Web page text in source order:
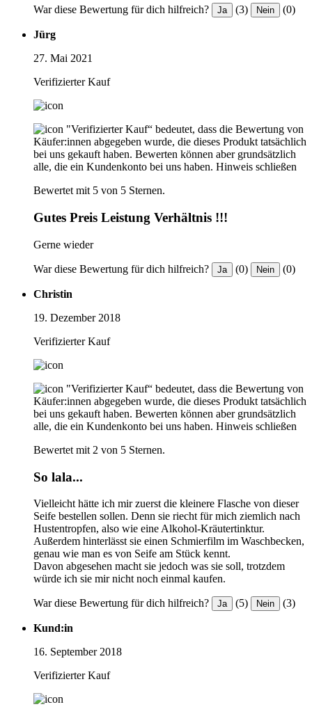
War diese Bewertung für dich hilfreich? Ja (3) Nein (0)
Jürg
27. Mai 2021
Verifizierter Kauf
"Verifizierter Kauf“ bedeutet, dass die Bewertung von
Käufer:innen abgegeben wurde, die dieses Produkt tatsächlich
bei uns gekauft haben. Bewerten können aber grundsätzlich
alle, die ein Kundenkonto bei uns haben. Hinweis schließen
Bewertet mit 5 von 5 Sternen.
Gutes Preis Leistung Verhältnis !!!
Gerne wieder
War diese Bewertung für dich hilfreich? Ja (0) Nein (0)
Christin
19. Dezember 2018
Verifizierter Kauf
"Verifizierter Kauf“ bedeutet, dass die Bewertung von
Käufer:innen abgegeben wurde, die dieses Produkt tatsächlich
bei uns gekauft haben. Bewerten können aber grundsätzlich
alle, die ein Kundenkonto bei uns haben. Hinweis schließen
Bewertet mit 2 von 5 Sternen.
So lala...
Vielleicht hätte ich mir zuerst die kleinere Flasche von dieser
Seife bestellen sollen. Denn sie riecht für mich ziemlich nach
Hustentropfen, also wie eine Alkohol-Kräutertinktur.
Außerdem hinterlässt sie einen Schmierfilm im Waschbecken,
genau wie man es von Seife am Stück kennt.
Davon abgesehen macht sie jedoch was sie soll, trotzdem
würde ich sie mir nicht noch einmal kaufen.
War diese Bewertung für dich hilfreich? Ja (5) Nein (3)
Kund:in
16. September 2018
Verifizierter Kauf